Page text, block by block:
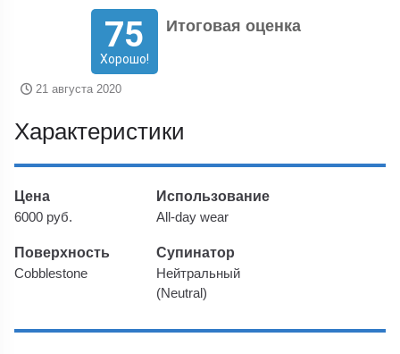
75
Хорошо!
Итоговая оценка
21 августа 2020
Характеристики
Цена
6000 руб.
Использование
All-day wear
Поверхность
Cobblestone
Супинатор
Нейтральный
(Neutral)